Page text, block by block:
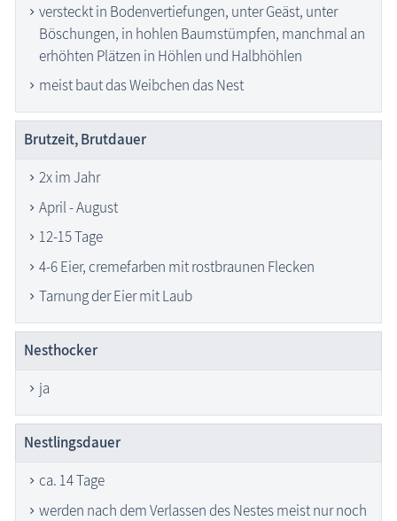
versteckt in Bodenvertiefungen, unter Geäst, unter
Böschungen, in hohlen Baumstümpfen, manchmal an
erhöhten Plätzen in Höhlen und Halbhöhlen
meist baut das Weibchen das Nest
Brutzeit, Brutdauer
2x im Jahr
April - August
12-15 Tage
4-6 Eier, cremefarben mit rostbraunen Flecken
Tarnung der Eier mit Laub
Nesthocker
ja
Nestlingsdauer
ca. 14 Tage
werden nach dem Verlassen des Nestes meist nur noch